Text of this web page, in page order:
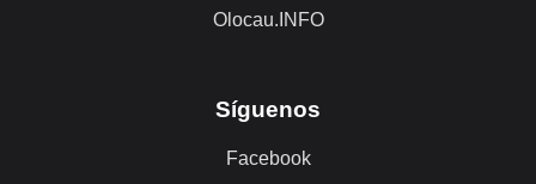
Olocau.INFO
Síguenos
Facebook